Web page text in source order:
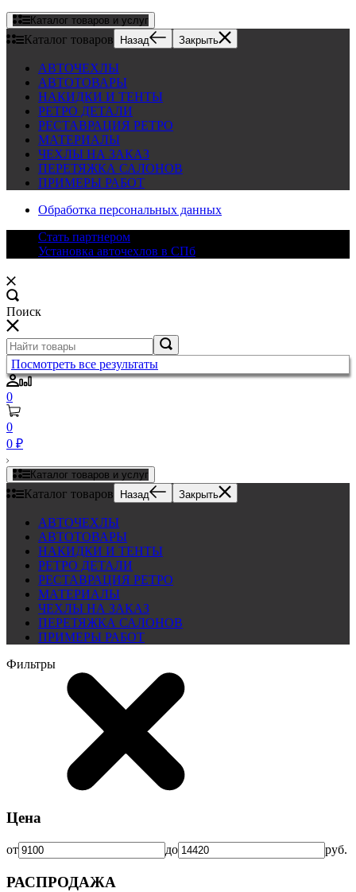
Каталог товаров и услуг
Каталог товаров Назад Закрыть
АВТОЧЕХЛЫ
АВТОТОВАРЫ
НАКИДКИ И ТЕНТЫ
РЕТРО ДЕТАЛИ
РЕСТАВРАЦИЯ РЕТРО
МАТЕРИАЛЫ
ЧЕХЛЫ НА ЗАКАЗ
ПЕРЕТЯЖКА САЛОНОВ
ПРИМЕРЫ РАБОТ
Обработка персональных данных
Стать партнером
Установка авточехлов в СПб
Поиск
Посмотреть все результаты
0
0
0 ₽
Каталог товаров и услуг
Каталог товаров Назад Закрыть
АВТОЧЕХЛЫ
АВТОТОВАРЫ
НАКИДКИ И ТЕНТЫ
РЕТРО ДЕТАЛИ
РЕСТАВРАЦИЯ РЕТРО
МАТЕРИАЛЫ
ЧЕХЛЫ НА ЗАКАЗ
ПЕРЕТЯЖКА САЛОНОВ
ПРИМЕРЫ РАБОТ
Фильтры
Цена
от до руб.
РАСПРОДАЖА